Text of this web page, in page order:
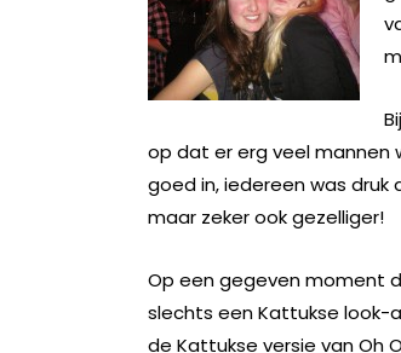
op dat er erg veel mannen
goed in, iedereen was druk
maar zeker ook gezelliger!
Op een gegeven moment
slechts een Kattukse look-
de Kattukse versie van Oh